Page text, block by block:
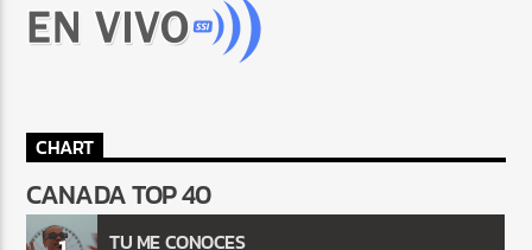
CHART
CANADA TOP 40
TU ME CONOCES